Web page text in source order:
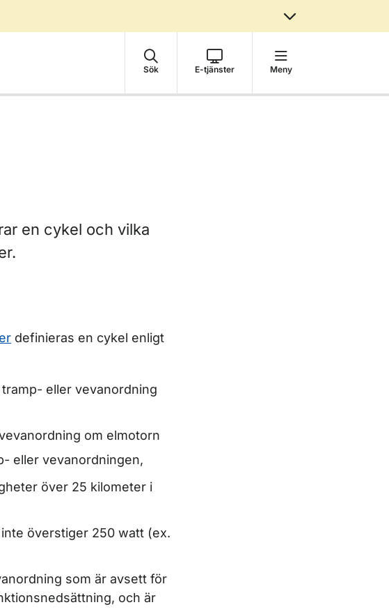
Sök E-tjänster Meny
en cykel och vilka
definieras en cykel enligt
eller vevanordning
om elmotorn
eller vevanordningen,
över 25 kilometer i
överstiger 250 watt (ex.
som är avsett för
och är